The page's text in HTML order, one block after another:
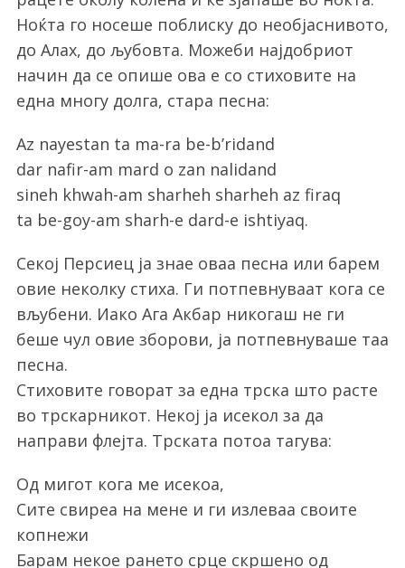
Ноќта го носеше поблиску до необјаснивото,
до Алах, до љубовта. Можеби најдобриот
начин да се опише ова е со стиховите на
една многу долга, стара песна:
Az nayestan ta ma-ra be-b’ridand
dar nafir-am mard o zan nalidand
sineh khwah-am sharheh sharheh az firaq
ta be-goy-am sharh-e dard-e ishtiyaq.
Секој Персиец ја знае оваа песна или барем
овие неколку стиха. Ги потпевнуваат кога се
вљубени. Иако Ага Акбар никогаш не ги
беше чул овие зборови, ја потпевнуваше таа
песна.
Стиховите говорат за една трска што расте
во трскарникот. Некој ја исекол за да
направи флејта. Трската потоа тагува:
Од мигот кога ме исекоа,
Сите свиреа на мене и ги излеваа своите
копнежи
Барам некое рането срце скршено од